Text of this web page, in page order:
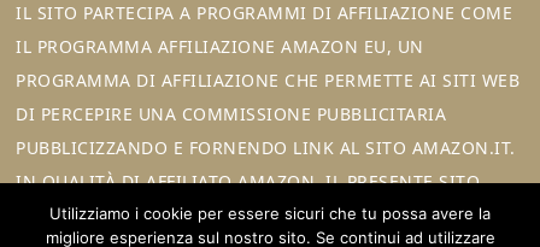
IL SITO PARTECIPA A PROGRAMMI DI AFFILIAZIONE COME
IL PROGRAMMA AFFILIAZIONE AMAZON EU, UN
PROGRAMMA DI AFFILIAZIONE CHE PERMETTE AI SITI WEB
DI PERCEPIRE UNA COMMISSIONE PUBBLICITARIA
PUBBLICIZZANDO E FORNENDO LINK AL SITO AMAZON.IT.
IN QUALITÀ DI AFFILIATO AMAZON, IL PRESENTE SITO
RICEVE UN GUADAGNO PER CIASCUN ACQUISTO IDONEO.
Utilizziamo i cookie per essere sicuri che tu possa avere la
migliore esperienza sul nostro sito. Se continui ad utilizzare